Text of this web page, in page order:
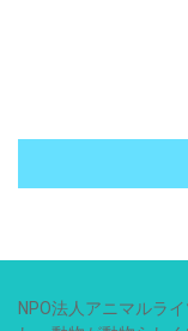
NPO法人アニマルラ